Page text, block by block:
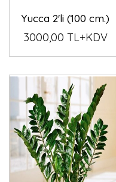
Yucca 2'li (100 cm.)
3000,00 TL+KDV